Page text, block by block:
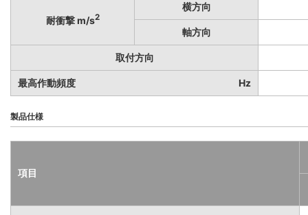
耐衝撃 m/s2
横方向
軸方向
取付方向
最高作動頻度 Hz
製品仕様
項目